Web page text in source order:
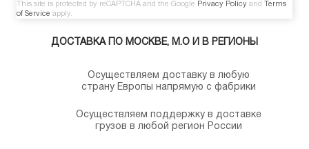
This site is protected by reCAPTCHA and the Google Privacy Policy and
Terms
of Service apply.
ДОСТАВКА ПО МОСКВЕ, М.О И В РЕГИОНЫ
Осуществляем доставку в любую
страну Европы напрямую с фабрики
Осуществляем поддержку в доставке
грузов в любой регион России